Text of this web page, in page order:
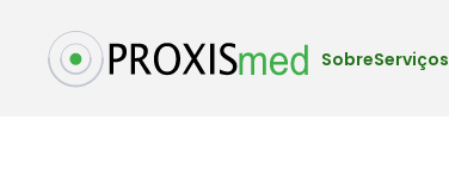
SobreServiços